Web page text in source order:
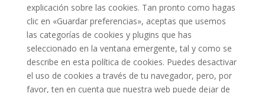
explicación sobre las cookies. Tan pronto como hagas
clic en «Guardar preferencias», aceptas que usemos
las categorías de cookies y plugins que has
seleccionado en la ventana emergente, tal y como se
describe en esta política de cookies. Puedes desactivar
el uso de cookies a través de tu navegador, pero, por
favor, ten en cuenta que nuestra web puede dejar de